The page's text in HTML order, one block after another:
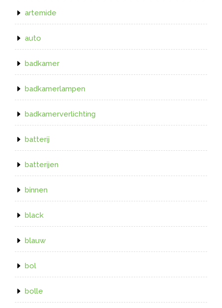
artemide
auto
badkamer
badkamerlampen
badkamerverlichting
batterij
batterijen
binnen
black
blauw
bol
bolle